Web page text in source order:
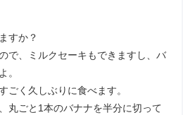
すか？
で、ミルクセーキもできますし、バ
。
ごく久しぶりに食べます。
丸ごと1本のバナナを半分に切って